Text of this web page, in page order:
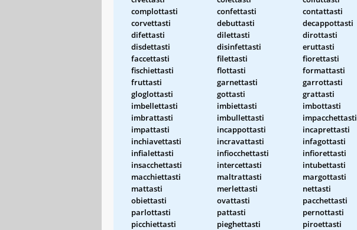
complottasti
confettasti contattasti
corvettasti
debuttasti decappottasti
difettasti
dilettasti dirottasti
disdettasti
disinfettasti eruttasti
faccettasti
filettasti fiorettasti
fischiettasti
flottasti formattasti
fruttasti
garnettasti garrottasti
gloglottasti
gottasti grattasti
imbellettasti
imbiettasti imbottasti
imbrattasti
imbullettasti impacchettasti
impattasti
incappottasti incaprettasti
inchiavettasti
incravattasti infagottasti
infialettasti
infiocchettasti infiorettasti
insacchettasti
intercettasti intubettasti
macchiettasti
maltrattasti margottasti
mattasti
merlettasti nettasti
obiettasti
ovattasti pacchettasti
parlottasti
pattasti pernottasti
picchiettasti
pieghettasti piroettasti